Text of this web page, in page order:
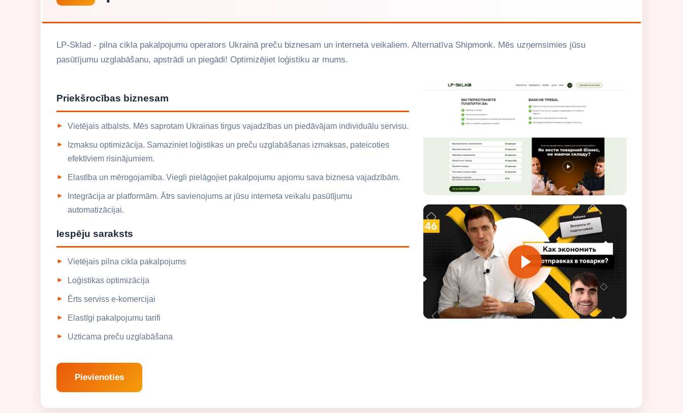
LP-Sklad - pilna cikla pakalpojumu operators Ukrainā preču biznesam un interneta veikaliem. Alternatīva Shipmonk. Mēs uzņemsimies jūsu
pasūtījumu uzglabāšanu, apstrādi un piegādi! Optimizējiet loģistiku ar mums.
Priekšrocības biznesam
Vietējais atbalsts. Mēs saprotam Ukrainas tirgus vajadzības un piedāvājam individuālu servisu.
Izmaksu optimizācija. Samaziniet loģistikas un preču uzglabāšanas izmaksas, pateicoties
efektīviem risinājumiem.
Elastība un mērogojamība. Viegli pielāgojiet pakalpojumu apjomu sava biznesa vajadzībām.
Integrācija ar platformām. Ātrs savienojums ar jūsu interneta veikalu pasūtījumu
automatizācijai.
Iespēju saraksts
Vietējais pilna cikla pakalpojums
Loģistikas optimizācija
Ērts serviss e-komercijai
Elastīgi pakalpojumu tarifi
Uzticama preču uzglabāšana
Pievienoties